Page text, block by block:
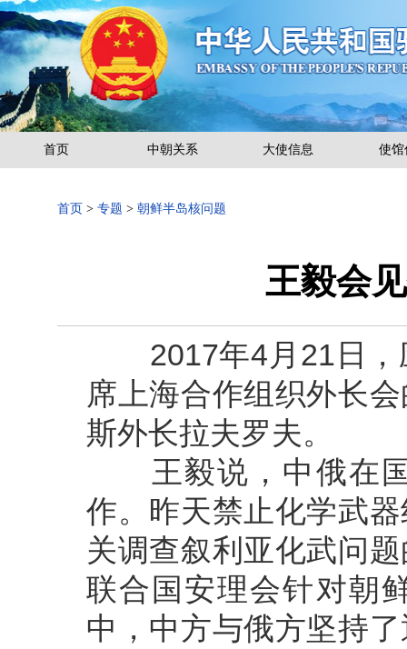
首页 中朝关系 大使信息 使馆
首页 > 专题 > 朝鲜半岛核问题
王毅会
2017年4月21日，
席上海合作组织外长
斯外长拉夫罗夫。
王毅说，中俄在国
作。昨天禁止化学武
关调查叙利亚化武问
联合国安理会针对朝
中，中方与俄方坚持